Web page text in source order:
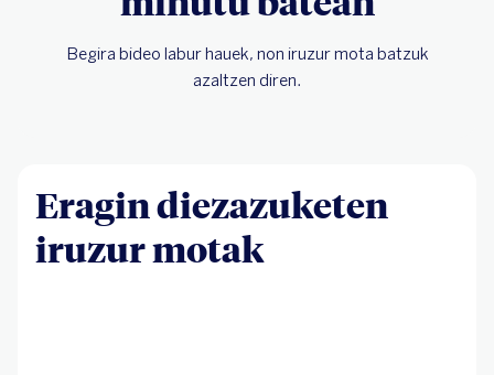
Begira bideo labur hauek, non iruzur mota batzuk
azaltzen diren.
Eragin diezazuketen
iruzur motak